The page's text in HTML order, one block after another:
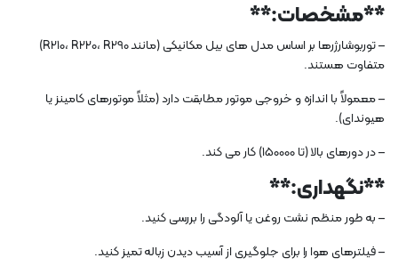
**مشخصات:**
– توربوشارژرها بر اساس مدل های بیل مکانیکی (مانند R210، R220، R290)
متفاوت هستند.
– معمولاً با اندازه و خروجی موتور مطابقت دارد (مثلاً موتورهای کامینز یا
هیوندای).
– در دورهای بالا (تا 150000) کار می کند.
**نگهداری:**
– به طور منظم نشت روغن یا آلودگی را بررسی کنید.
– فیلترهای هوا را برای جلوگیری از آسیب دیدن زباله تمیز کنید.